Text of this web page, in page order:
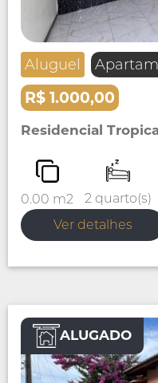
Aluguel
R$ 1.000,00
Residencial
0.00 m2 2 quarto(s)
Ver detalhes
ALUGADO